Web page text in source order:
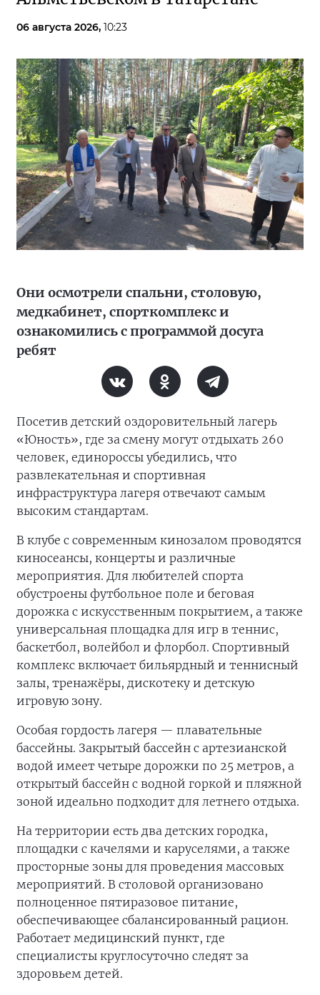
06 августа 2026, 10:23
Они осмотрели спальни, столовую,
медкабинет, спорткомплекс и
ознакомились с программой досуга
ребят
Посетив детский оздоровительный лагерь
«Юность», где за смену могут отдыхать 260
человек, единороссы убедились, что
развлекательная и спортивная
инфраструктура лагеря отвечают самым
высоким стандартам.
В клубе с современным кинозалом проводятся
киносеансы, концерты и различные
мероприятия. Для любителей спорта
обустроены футбольное поле и беговая
дорожка с искусственным покрытием, а также
универсальная площадка для игр в теннис,
баскетбол, волейбол и флорбол. Спортивный
комплекс включает бильярдный и теннисный
залы, тренажёры, дискотеку и детскую
игровую зону.
Особая гордость лагеря — плавательные
бассейны. Закрытый бассейн с артезианской
водой имеет четыре дорожки по 25 метров, а
открытый бассейн с водной горкой и пляжной
зоной идеально подходит для летнего отдыха.
На территории есть два детских городка,
площадки с качелями и каруселями, а также
просторные зоны для проведения массовых
мероприятий. В столовой организовано
полноценное пятиразовое питание,
обеспечивающее сбалансированный рацион.
Работает медицинский пункт, где
специалисты круглосуточно следят за
здоровьем детей.